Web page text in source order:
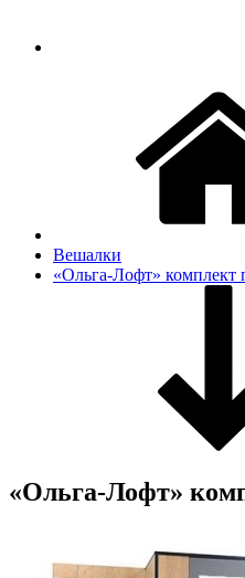
Вешалки
«Ольга-Лофт»
«Ольга-Лофт»